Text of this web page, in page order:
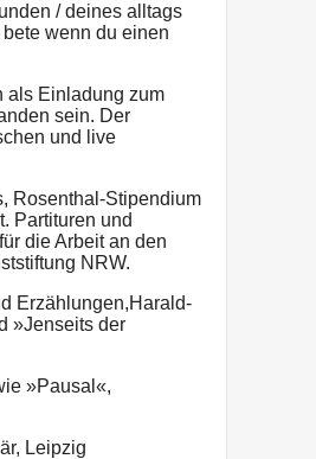
/ deines alltags
wenn du einen
als Einladung zum
sein. Der
und live
Rosenthal-Stipendium
Partituren und
die Arbeit an den
NRW.
Erzählungen,Harald-
»Jenseits der
»Pausal«,
Leipzig